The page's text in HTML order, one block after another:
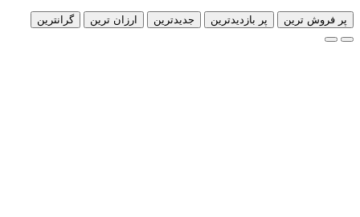
ترین پر بازدیدترین جدیدترین ارزان ترین گرانترین